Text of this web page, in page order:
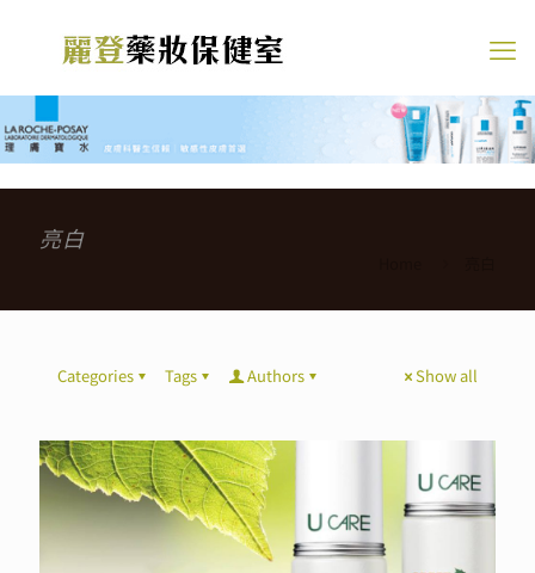
亮白
Categories Tags Authors Show all